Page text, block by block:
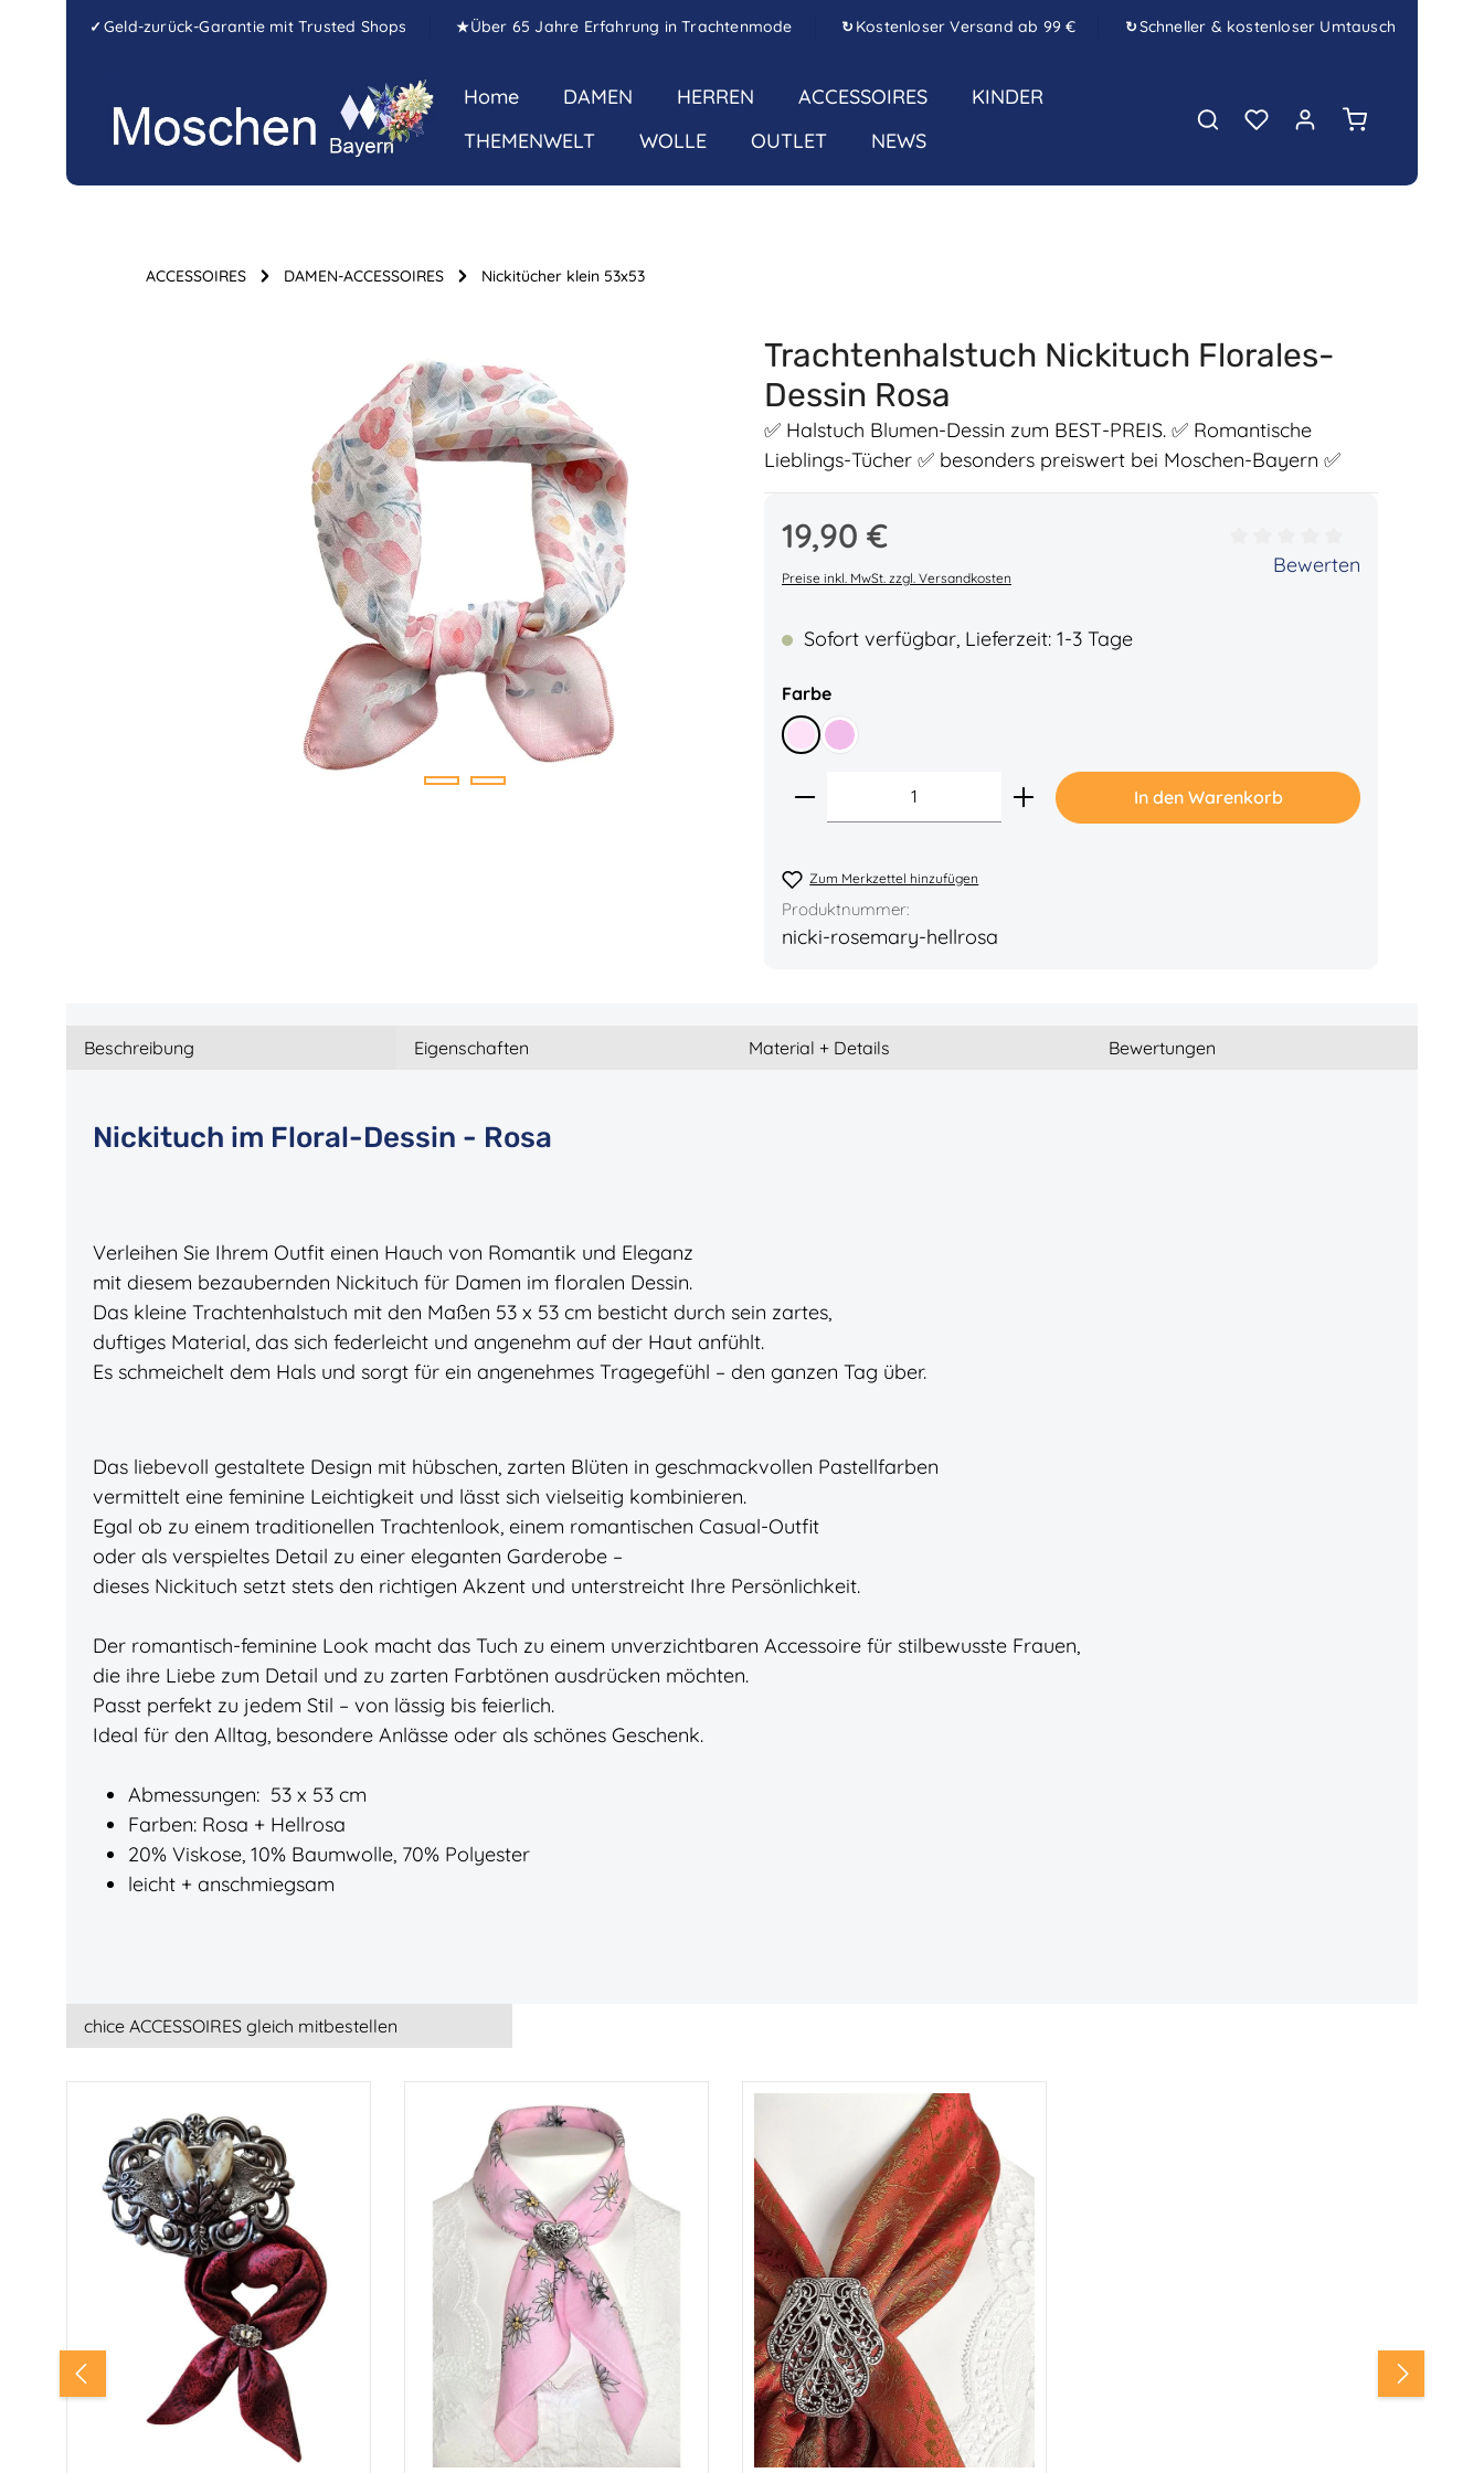
Zum Hauptinhalt springen
Zur Hauptnavigation springen
✓ Geld-zurück-Garantie mit Trusted Shops ★Über 65 Jahre Erfahrung in Trachtenmode ↻ Kostenloser Versand ab 99 € ↻Schneller & kostenloser Umtausch
Home DAMEN HERREN ACCESSOIRES
KINDER
THEMENWELT
WOLLE OUTLET NEWS
Warenkorb
ACCESSOIRES DAMEN-ACCESSOIRES Nickitücher klein 53x53
Trachtenhalstuch Nickituch Florales-
Dessin Rosa
✅ Halstuch Blumen-Dessin zum BEST-PREIS. ✅ Romantische
Lieblings-Tücher ✅ besonders preiswert bei Moschen-Bayern ✅
Regulärer Preis:
19,90 €
Preise inkl. MwSt. zzgl. Versandkosten
Bewerten
Sofort verfügbar, Lieferzeit: 1-3 Tage
Farbeauswählen
Hellrosa
Rosa
Produkt Anzahl: Gib den gewünschten Wert ein oder
In den Warenkorb
Zum Merkzettel hinzufügen
Produktnummer:
nicki-rosemary-hellrosa
Beschreibung Eigenschaften Material + Details Bewertungen
Nickituch im Floral-Dessin - Rosa
Verleihen Sie Ihrem Outfit einen Hauch von Romantik und Eleganz
mit diesem bezaubernden Nickituch für Damen im floralen Dessin.
Das kleine Trachtenhalstuch mit den Maßen 53 x 53 cm besticht durch sein zartes,
duftiges Material, das sich federleicht und angenehm auf der Haut anfühlt.
Es schmeichelt dem Hals und sorgt für ein angenehmes Tragegefühl – den ganzen Tag über.
Das liebevoll gestaltete Design mit hübschen, zarten Blüten in geschmackvollen Pastellfarben
vermittelt eine feminine Leichtigkeit und lässt sich vielseitig kombinieren.
Egal ob zu einem traditionellen Trachtenlook, einem romantischen Casual-Outfit
oder als verspieltes Detail zu einer eleganten Garderobe –
dieses Nickituch setzt stets den richtigen Akzent und unterstreicht Ihre Persönlichkeit.
Der romantisch-feminine Look macht das Tuch zu einem unverzichtbaren Accessoire für stilbewusste Frauen,
die ihre Liebe zum Detail und zu zarten Farbtönen ausdrücken möchten.
Passt perfekt zu jedem Stil – von lässig bis feierlich.
Ideal für den Alltag, besondere Anlässe oder als schönes Geschenk.
Abmessungen: 53 x 53 cm
Farben: Rosa + Hellrosa
20% Viskose, 10% Baumwolle, 70% Polyester
leicht + anschmiegsam
chice ACCESSOIRES gleich mitbestellen